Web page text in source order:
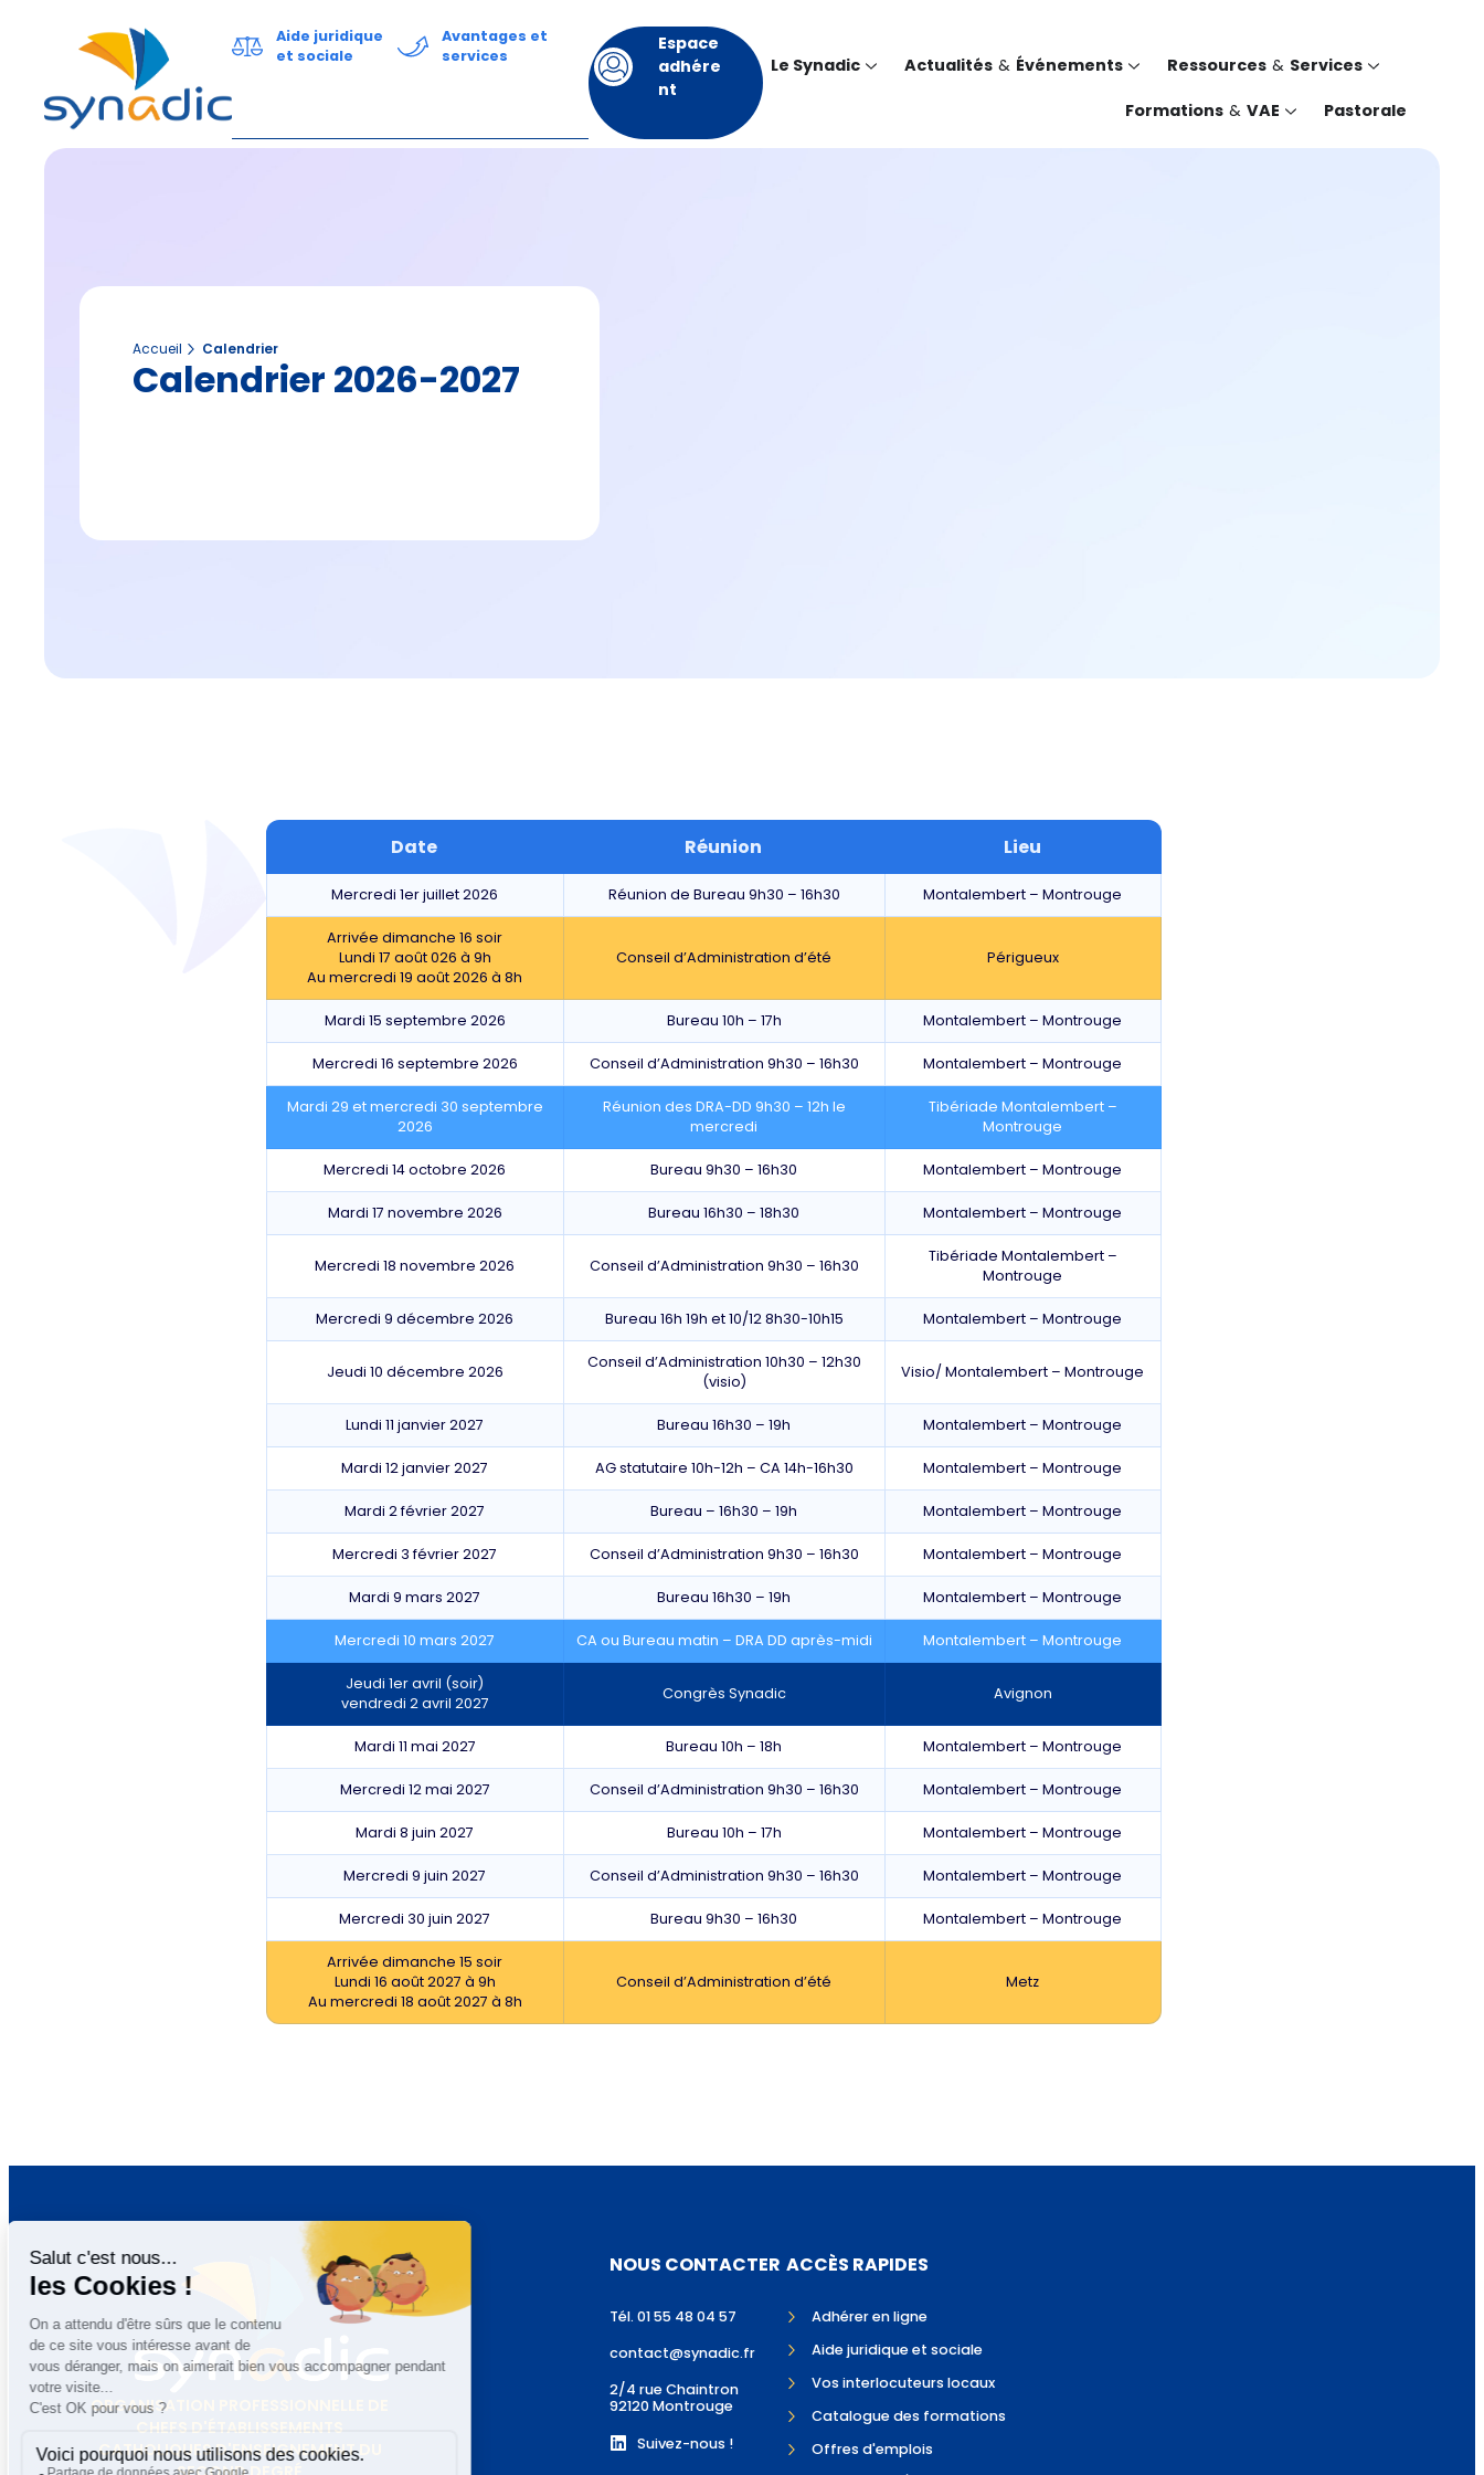
Aide juridique
et sociale
Avantages et
services
Espace
adhére
nt
Le Synadic Actualités & Événements Ressources & Services
Formations & VAE Pastorale
Accueil Calendrier
Calendrier 2026-2027
Date Réunion Lieu
Mercredi 1er juillet 2026 Réunion de Bureau 9h30 – 16h30 Montalembert – Montrouge
Arrivée dimanche 16 soir
Lundi 17 août 026 à 9h
Au mercredi 19 août 2026 à 8h
Conseil d’Administration d’été Périgueux
Mardi 15 septembre 2026 Bureau 10h – 17h Montalembert – Montrouge
Mercredi 16 septembre 2026 Conseil d’Administration 9h30 – 16h30 Montalembert – Montrouge
Mardi 29 et mercredi 30 septembre
2026
Réunion des DRA-DD 9h30 – 12h le
mercredi
Tibériade Montalembert –
Montrouge
Mercredi 14 octobre 2026 Bureau 9h30 – 16h30 Montalembert – Montrouge
Mardi 17 novembre 2026 Bureau 16h30 – 18h30 Montalembert – Montrouge
Mercredi 18 novembre 2026 Conseil d’Administration 9h30 – 16h30
Tibériade Montalembert –
Montrouge
Mercredi 9 décembre 2026 Bureau 16h 19h et 10/12 8h30-10h15 Montalembert – Montrouge
Jeudi 10 décembre 2026
Conseil d’Administration 10h30 – 12h30
(visio)
Visio/ Montalembert – Montrouge
Lundi 11 janvier 2027 Bureau 16h30 – 19h Montalembert – Montrouge
Mardi 12 janvier 2027 AG statutaire 10h-12h – CA 14h-16h30 Montalembert – Montrouge
Mardi 2 février 2027 Bureau – 16h30 – 19h Montalembert – Montrouge
Mercredi 3 février 2027 Conseil d’Administration 9h30 – 16h30 Montalembert – Montrouge
Mardi 9 mars 2027 Bureau 16h30 – 19h Montalembert – Montrouge
Mercredi 10 mars 2027 CA ou Bureau matin – DRA DD après-midi Montalembert – Montrouge
Jeudi 1er avril (soir)
vendredi 2 avril 2027
Congrès Synadic Avignon
Mardi 11 mai 2027 Bureau 10h – 18h Montalembert – Montrouge
Mercredi 12 mai 2027 Conseil d’Administration 9h30 – 16h30 Montalembert – Montrouge
Mardi 8 juin 2027 Bureau 10h – 17h Montalembert – Montrouge
Mercredi 9 juin 2027 Conseil d’Administration 9h30 – 16h30 Montalembert – Montrouge
Mercredi 30 juin 2027 Bureau 9h30 – 16h30 Montalembert – Montrouge
Arrivée dimanche 15 soir
Lundi 16 août 2027 à 9h
Au mercredi 18 août 2027 à 8h
Conseil d’Administration d’été Metz
ORGANISATION PROFESSIONNELLE DE
CHEFS D'ÉTABLISSEMENTS
CATHOLIQUES D'ENSEIGNEMENT DU
NOUS CONTACTER
Tél. 01 55 48 04 57
contact@synadic.fr
2/4 rue Chaintron
92120 Montrouge
Suivez-nous !
ACCÈS RAPIDES
Adhérer en ligne
Aide juridique et sociale
Vos interlocuteurs locaux
Catalogue des formations
Offres d'emplois